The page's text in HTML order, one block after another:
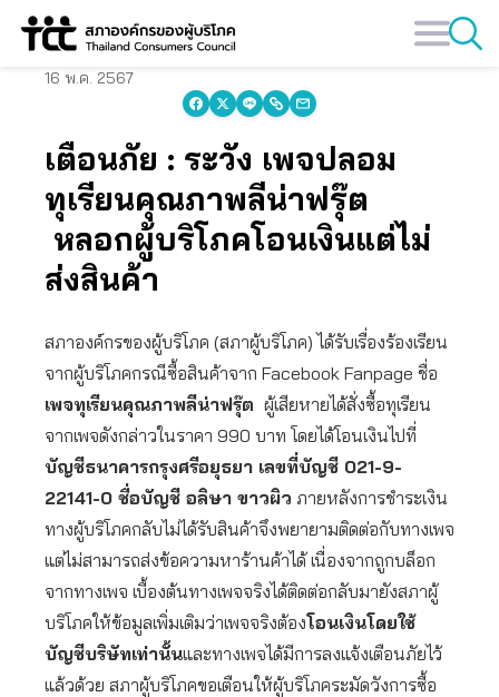
Skip
16 พ.ค. 2567
เตือนภัย : ระวัง เพจปลอม
ทุเรียนคุณภาพลีน่าฟรุ๊ต
หลอกผู้บริโภคโอนเงินแต่ไม่
ส่งสินค้า
สภาองค์กรของผู้บริโภค (สภาผู้บริโภค) ได้รับเรื่องร้องเรียน
จากผู้บริโภคกรณีซื้อสินค้าจาก Facebook Fanpage ชื่อ
เพจทุเรียนคุณภาพลีน่าฟรุ๊ต ผู้เสียหายได้สั่งซื้อทุเรียน
จากเพจดังกล่าวในราคา 990 บาท โดยได้โอนเงินไปที่
บัญชีธนาคารกรุงศรีอยุธยา เลขที่บัญชี 021-9-
22141-0 ชื่อบัญชี อลิษา ขาวผิว ภายหลังการชำระเงิน
ทางผู้บริโภคกลับไม่ได้รับสินค้าจึงพยายามติดต่อกับทางเพจ
แต่ไม่สามารถส่งข้อความหาร้านค้าได้ เนื่องจากถูกบล็อก
จากทางเพจ เบื้องต้นทางเพจจริงได้ติดต่อกลับมายังสภาผู้
บริโภคให้ข้อมูลเพิ่มเติมว่าเพจจริงต้องโอนเงินโดยใช้
บัญชีบริษัทเท่านั้นและทางเพจได้มีการลงแจ้งเตือนภัยไว้
แล้วด้วย สภาผู้บริโภคขอเตือนให้ผู้บริโภคระมัดวังการซื้อ